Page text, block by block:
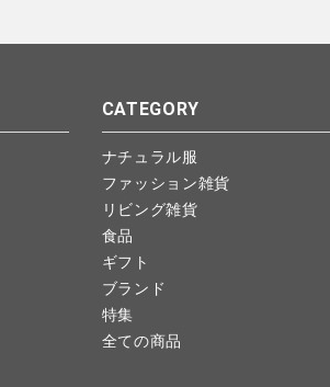
CATEGORY
ナチュラル服
ファッション雑貨
リビング雑貨
食品
ギフト
ブランド
特集
全ての商品